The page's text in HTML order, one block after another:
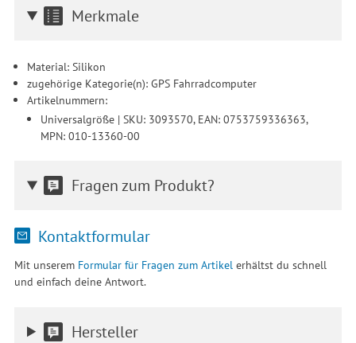
Einwilligung unter Einstellungen lediglich für bestimmte
Merkmale
Material: Silikon
zugehörige Kategorie(n): GPS Fahrradcomputer
Artikelnummern:
Universalgröße | SKU: 3093570, EAN: 0753759336363,
MPN: 010-13360-00
Fragen zum Produkt?
Kontaktformular
Mit unserem Formular für Fragen zum Artikelerhältst du schnell
und einfach deine Antwort.
Hersteller